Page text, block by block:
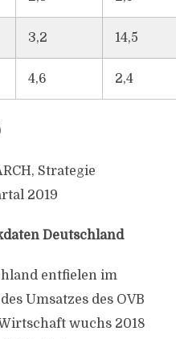
3,2 14,5
4,6 2,4
Strategie
2019
Deutschland
entfielen im
Umsatzes des OVB
wuchs 2018